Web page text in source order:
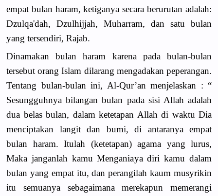
empat bulan haram, ketiganya secara berurutan adalah:
Dzulqa'dah, Dzulhijjah, Muharram, dan satu bulan
yang tersendiri, Rajab.
Dinamakan bulan haram karena pada bulan-bulan
tersebut orang Islam dilarang mengadakan peperangan.
Tentang bulan-bulan ini, Al-Qur’an menjelaskan : “
Sesungguhnya bilangan bulan pada sisi Allah adalah
dua belas bulan, dalam ketetapan Allah di waktu Dia
menciptakan langit dan bumi, di antaranya empat
bulan haram. Itulah (ketetapan) agama yang lurus,
Maka janganlah kamu Menganiaya diri kamu dalam
bulan yang empat itu, dan perangilah kaum musyrikin
itu semuanya sebagaimana merekapun memerangi